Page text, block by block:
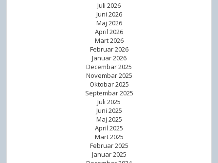
Juli 2026
Juni 2026
Maj 2026
April 2026
Mart 2026
Februar 2026
Januar 2026
Decembar 2025
Novembar 2025
Oktobar 2025
Septembar 2025
Juli 2025
Juni 2025
Maj 2025
April 2025
Mart 2025
Februar 2025
Januar 2025